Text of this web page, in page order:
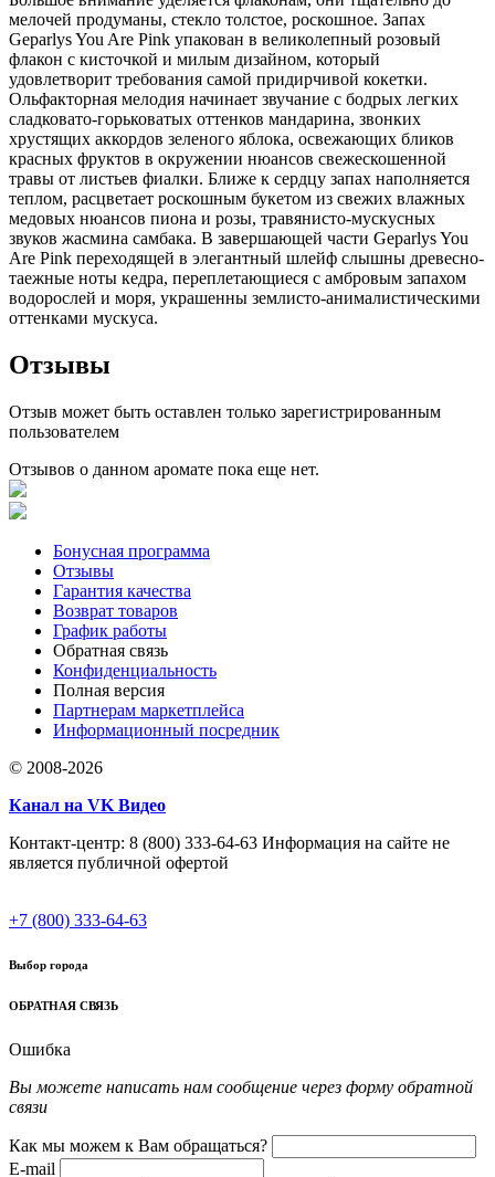
мелочей продуманы, стекло толстое, роскошное. Запах
Geparlys You Are Pink упакован в великолепный розовый
флакон с кисточкой и милым дизайном, который
удовлетворит требования самой придирчивой кокетки.
Ольфакторная мелодия начинает звучание с бодрых легких
сладковато-горьковатых оттенков мандарина, звонких
хрустящих аккордов зеленого яблока, освежающих бликов
красных фруктов в окружении нюансов свежескошенной
травы от листьев фиалки. Ближе к сердцу запах наполняется
теплом, расцветает роскошным букетом из свежих влажных
медовых нюансов пиона и розы, травянисто-мускусных
звуков жасмина самбака. В завершающей части Geparlys You
Are Pink переходящей в элегантный шлейф слышны древесно-
таежные ноты кедра, переплетающиеся с амбровым запахом
водорослей и моря, украшенны землисто-анималистическими
оттенками мускуса.
Отзывы
Отзыв может быть оставлен только зарегистрированным
пользователем
Отзывов о данном аромате пока еще нет.
Бонусная программа
Отзывы
Гарантия качества
Возврат товаров
График работы
Обратная связь
Конфиденциальность
Полная версия
Партнерам маркетплейса
Информационный посредник
© 2008-2026
Канал на VK Видео
Контакт-центр: 8 (800) 333-64-63 Информация на сайте не
является публичной офертой
+7 (800) 333-64-63
Выбор города
ОБРАТНАЯ СВЯЗЬ
Ошибка
Вы можете написать нам сообщение через форму обратной
связи
Как мы можем к Вам обращаться?
E-mail